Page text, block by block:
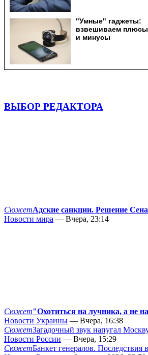
ВЫБОР РЕДАКТОРА
СюжетАдские санкции. Решение
Новости мира — Вчера, 23:14
Сюжет"Охотиться на лучника, а не
Новости Украины — Вчера, 16:38
СюжетЗагадочный звук напугал
Новости России — Вчера, 15:29
СюжетБанкет генералов. Последствия